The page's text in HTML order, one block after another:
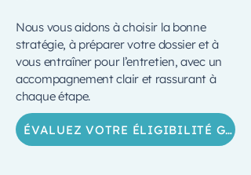
Nous vous aidons à choisir la bonne
stratégie, à préparer votre dossier et à
vous entraîner pour l’entretien, avec un
accompagnement clair et rassurant à
chaque étape.
ÉVALUEZ VOTRE ÉLIGIBILITÉ GRATUITEMENT